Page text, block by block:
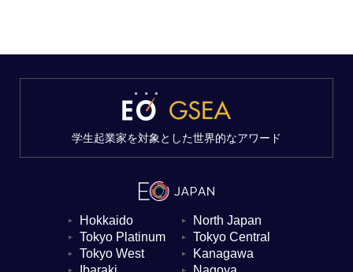
▼ Hokkaido ▼ North Japan
▼ Tokyo Platinum ▼ Tokyo Central
▼ Tokyo West ▼ Kanagawa
▼ ▼
学生起業家を対象とした世界的なアワード